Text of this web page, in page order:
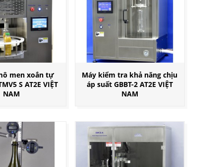
men xoắn tự
S AT2E VIỆT
NAM
Máy kiểm tra khả năng chịu
áp suất GBBT-2 AT2E VIỆT
NAM